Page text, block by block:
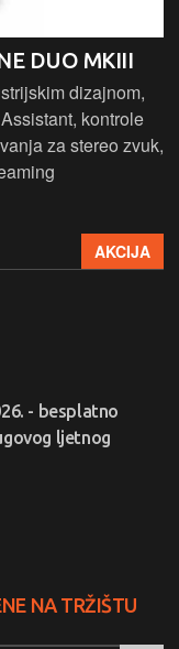
DUO MKIII
dizajnom,
kontrole
za stereo zvuk,
AKCIJA
- besplatno
ljetnog
NA TRŽIŠTU